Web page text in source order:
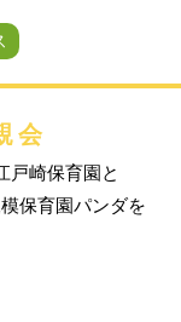
会
戸崎保育園と
保育園パンダを